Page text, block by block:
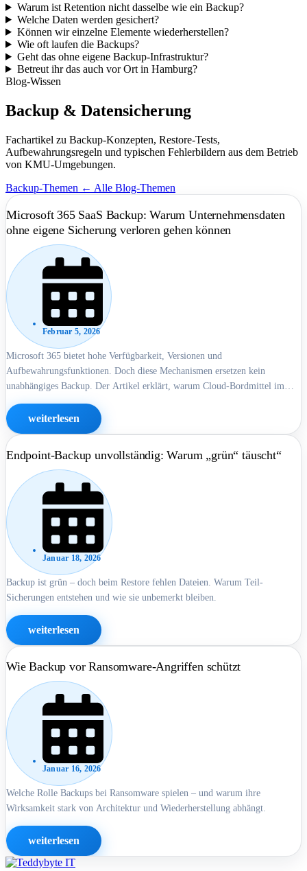
Warum ist Retention nicht dasselbe wie ein Backup?
Welche Daten werden gesichert?
Können wir einzelne Elemente wiederherstellen?
Wie oft laufen die Backups?
Geht das ohne eigene Backup-Infrastruktur?
Betreut ihr das auch vor Ort in Hamburg?
Blog-Wissen
Backup & Datensicherung
Fachartikel zu Backup-Konzepten, Restore-Tests,
Aufbewahrungsregeln und typischen Fehlerbildern aus dem Betrieb
von KMU-Umgebungen.
Backup-Themen ← Alle Blog-Themen
Microsoft 365 SaaS Backup: Warum Unternehmensdaten
ohne eigene Sicherung verloren gehen können
Februar 5, 2026
Microsoft 365 bietet hohe Verfügbarkeit, Versionen und
Aufbewahrungsfunktionen. Doch diese Mechanismen ersetzen kein
unabhängiges Backup. Der Artikel erklärt, warum Cloud-Bordmittel im
Ernstfall an Grenzen stoßen und weshalb Wiederherstellbarkeit von
Mandant, Konten und Zeitfenstern abhängt.
weiterlesen
Endpoint-Backup unvollständig: Warum „grün“ täuscht“
Januar 18, 2026
Backup ist grün – doch beim Restore fehlen Dateien. Warum Teil-
Sicherungen entstehen und wie sie unbemerkt bleiben.
weiterlesen
Wie Backup vor Ransomware-Angriffen schützt
Januar 16, 2026
Welche Rolle Backups bei Ransomware spielen – und warum ihre
Wirksamkeit stark von Architektur und Wiederherstellung abhängt.
weiterlesen